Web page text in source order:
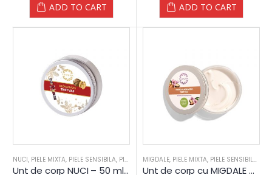
ADD TO CART ADD TO CART
NUCI, PIELE MIXTA, PIELE SENSIBILA, PIELE USCATA ,TEN DESHIDRATAT,UNT CORP
Unt de corp NUCI – 50 ml – Yamuna
MIGDALE, PIELE MIXTA, PIELE SENSIBILA
Unt de corp cu MIGDALE – 200 ml – Yamuna